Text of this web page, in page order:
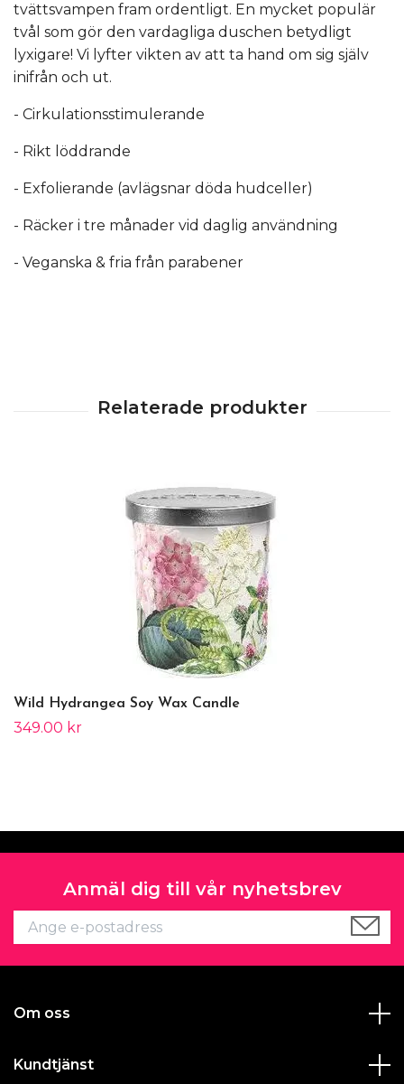
tvättsvampen fram ordentligt. En mycket populär
tvål som gör den vardagliga duschen betydligt
lyxigare! Vi lyfter vikten av att ta hand om sig själv
inifrån och ut.
- Cirkulationsstimulerande
- Rikt löddrande
- Exfolierande (avlägsnar döda hudceller)
- Räcker i tre månader vid daglig användning
- Veganska & fria från parabener
Wild Hydrangea Soy Wax Candle
349.00 kr
Anmäl dig till vår nyhetsbrev
Om oss
Kundtjänst